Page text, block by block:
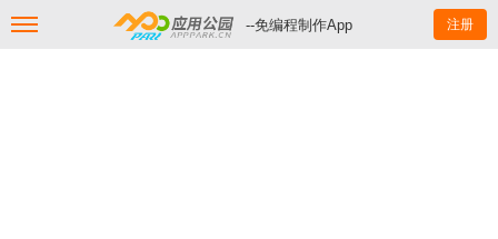
--免编程制作App 注册